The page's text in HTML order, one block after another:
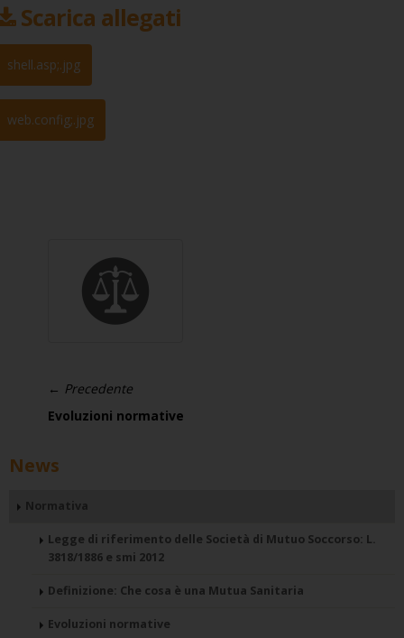
Scarica allegati
← Precedente
Evoluzioni normative
News
Normativa
Legge di riferimento delle Società di Mutuo Soccorso: L.
3818/1886 e smi 2012
Definizione: Che cosa è una Mutua Sanitaria
Evoluzioni normative